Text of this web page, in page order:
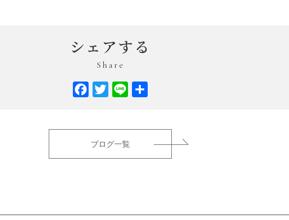
シェアする
Share
Facebook
Twitter
Line
ブログ一覧